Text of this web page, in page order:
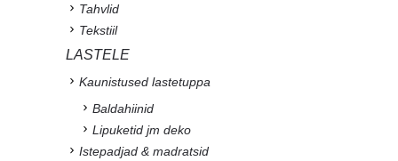
Tahvlid
Tekstiil
LASTELE
Kaunistused lastetuppa
Baldahiinid
Lipuketid jm deko
Istepadjad & madratsid